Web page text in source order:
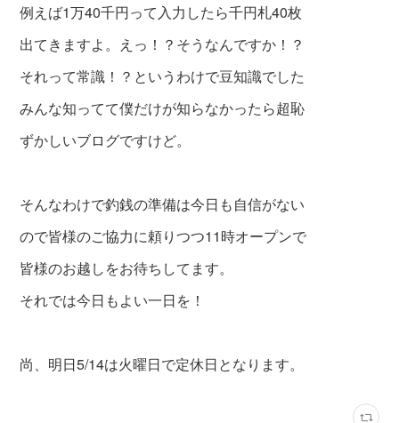
例えば1万40千円って入力したら千円札40枚
出てきますよ。えっ！？そうなんですか！？
それって常識！？というわけで豆知識でした
みんな知ってて僕だけが知らなかったら超恥
ずかしいブログですけど。
そんなわけで釣銭の準備は今日も自信がない
ので皆様のご協力に頼りつつ11時オープンで
皆様のお越しをお待ちしてます。
それでは今日もよい一日を！
尚、明日5/14は火曜日で定休日となります。